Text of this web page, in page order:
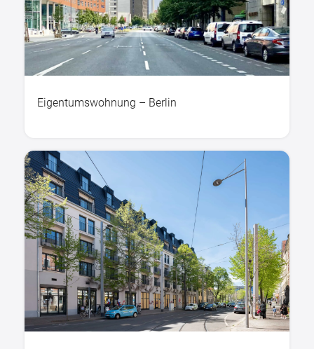
Eigentumswohnung – Berlin